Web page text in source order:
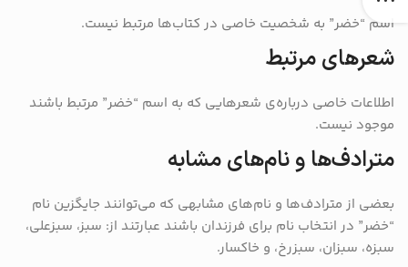
اسم “خضر” به شخصیت خاصی در کتاب‌ها مرتبط نیست.
شعرهای مرتبط
اطلاعات خاصی درباره‌ی شعرهایی که به اسم “خضر” مرتبط باشند
موجود نیست.
مترادف‌ها و نام‌های مشابه
بعضی از مترادف‌ها و نام‌های مشابهی که می‌توانند جایگزین نام
“خضر” در انتخاب نام برای فرزندان باشند عبارتند از: سبز، سبزعلی،
سبزه، سبزان، سبزرخ، و خاکسار.